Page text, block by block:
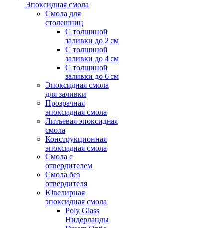
Эпоксидная смола
Смола для
столешниц
С толщиной
заливки до 2 см
С толщиной
заливки до 4 см
С толщиной
заливки до 6 см
Эпоксидная смола
для заливки
Прозрачная
эпоксидная смола
Литьевая эпоксидная
смола
Конструкционная
эпоксидная смола
Смола с
отвердителем
Смола без
отвердителя
Ювелирная
эпоксидная смола
Poly Glass
Нидерланды